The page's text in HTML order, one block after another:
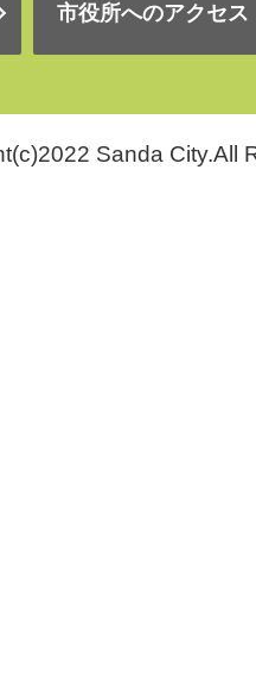
市役所へのアクセス
Sanda City.All